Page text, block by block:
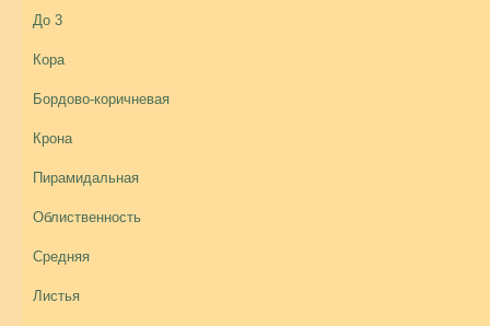
До 3
Кора
Бордово-коричневая
Крона
Пирамидальная
Облиственность
Средняя
Листья